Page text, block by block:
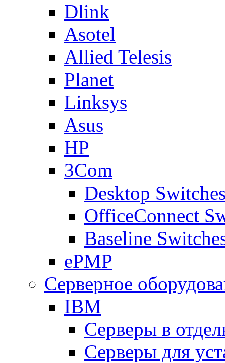
Dlink
Asotel
Allied Telesis
Planet
Linksys
Asus
HP
3Com
Desktop
OfficeConnect
Baseline
ePMP
Серверное
IBM
Серверы в
Серверы для